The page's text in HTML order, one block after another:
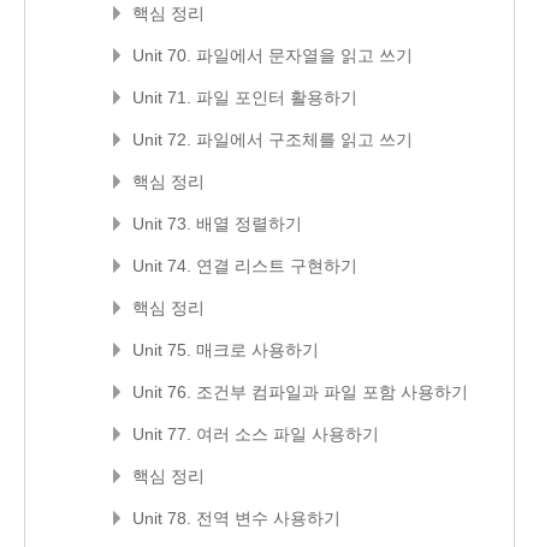
핵심 정리
Unit 70. 파일에서 문자열을 읽고 쓰기
Unit 71. 파일 포인터 활용하기
Unit 72. 파일에서 구조체를 읽고 쓰기
핵심 정리
Unit 73. 배열 정렬하기
Unit 74. 연결 리스트 구현하기
핵심 정리
Unit 75. 매크로 사용하기
Unit 76. 조건부 컴파일과 파일 포함 사용하기
Unit 77. 여러 소스 파일 사용하기
핵심 정리
Unit 78. 전역 변수 사용하기